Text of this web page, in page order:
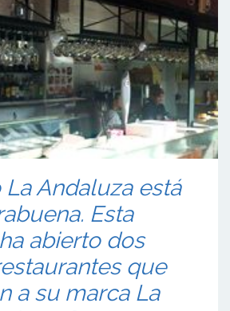
La Andaluza está
Esta
abierto dos
que
a su marca La